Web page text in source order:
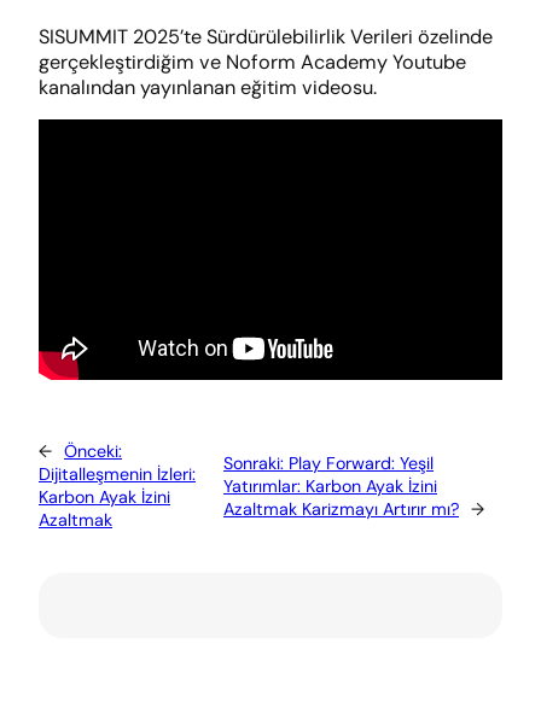
SISUMMIT 2025’te Sürdürülebilirlik Verileri özelinde
gerçekleştirdiğim ve Noform Academy Youtube
kanalından yayınlanan eğitim videosu.
← Önceki:
Dijitalleşmenin İzleri:
Karbon Ayak İzini
Azaltmak
Sonraki: Play Forward: Yeşil
Yatırımlar: Karbon Ayak İzini
Azaltmak Karizmayı Artırır mı? →